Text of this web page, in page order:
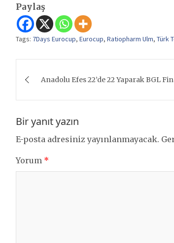
Paylaş
Tags: 7Days Eurocup, Eurocup, Ratiopharm Ulm, Türk
gezinmesi
Anadolu Efes 22’de 22 Yaparak BGL
Bir yanıt yazın
E-posta adresiniz yayınlanmayacak.
Yorum *